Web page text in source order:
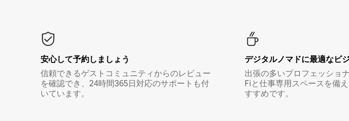
安心して予約しましょう
信頼できるゲストコミュニティからのレビュー
を確認でき、24時間365日対応のサポートも付
いています。
デジタルノマド⁠に最⁠適⁠なビ⁠
出張の多いプロフェッショ
Fiと仕事専用スペースを備
すすめです。